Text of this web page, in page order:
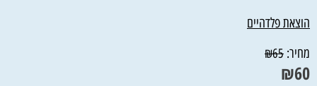
הוצאת פלדהיים
מחיר:
₪65
₪60